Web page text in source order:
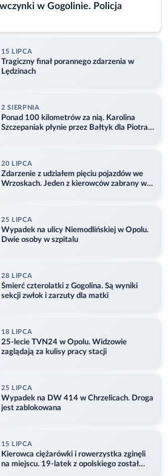
w Gogolinie. Policja
15 LIPCA
Tragiczny finał porannego zdarzenia w
Lędzinach
2 SIERPNIA
Ponad 100 kilometrów za nią. Karolina
Szczepaniak płynie przez Bałtyk dla Piotra.
20 LIPCA
Zdarzenie z udziałem pięciu pojazdów we
Wrzoskach. Jeden z kierowców zabrany w
25 LIPCA
Wypadek na ulicy Niemodlińskiej w Opolu.
Dwie osoby w szpitalu
28 LIPCA
Śmierć czterolatki z Gogolina. Są wyniki
sekcji zwłok i zarzuty dla matki
18 LIPCA
25-lecie TVN24 w Opolu. Widzowie
zaglądają za kulisy pracy stacji
25 LIPCA
Wypadek na DW 414 w Chrzelicach. Droga
jest zablokowana
15 LIPCA
Kierowca ciężarówki i rowerzystka zginęli
na miejscu. 19-latek z opolskiego został